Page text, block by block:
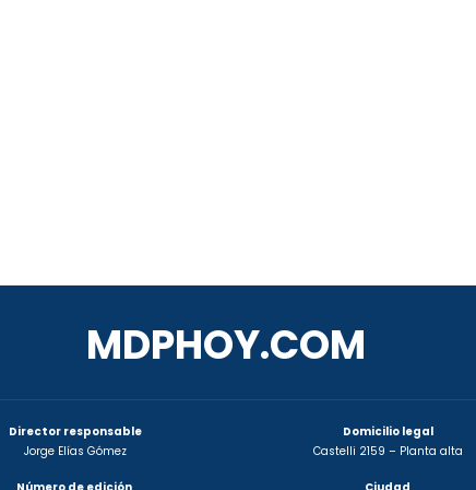
MDPHOY.COM
Director responsable
Jorge Elías Gómez
Domicilio legal
Castelli 2159 – Planta alta